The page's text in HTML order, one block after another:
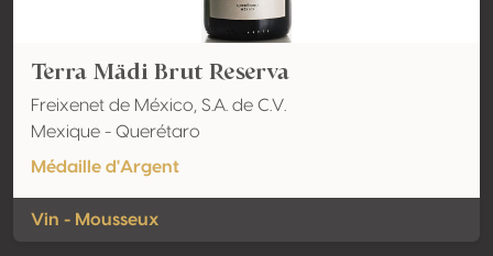
Terra Mädi Brut Reserva
Freixenet de México, S.A. de C.V.
Mexique - Querétaro
Médaille d'Argent
Vin - Mousseux